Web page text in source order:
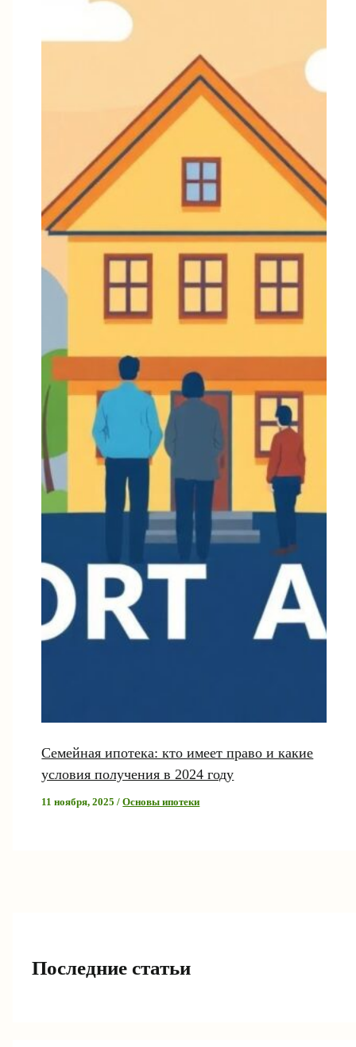
Последние статьи
Семейная ипотека: кто имеет право и какие
условия получения в 2024 году
11 ноября, 2025/Основы ипотеки